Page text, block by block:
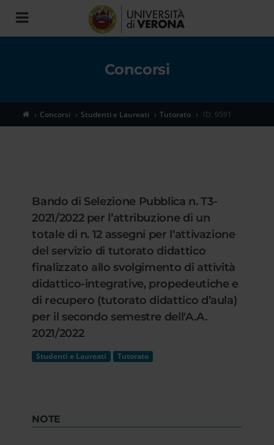
Toggle
navigation
Concorsi
Concorsi Studenti e Laureati Tutorato ID. 9591
Bando di Selezione Pubblica n. T3-
2021/2022 per l’attribuzione di un
totale di n. 12 assegni per l’attivazione
del servizio di tutorato didattico
finalizzato allo svolgimento di attività
didattico-integrative, propedeutiche e
di recupero (tutorato didattico d’aula)
per il secondo semestre dell'A.A.
2021/2022
Studenti e Laureati Tutorato
NOTE